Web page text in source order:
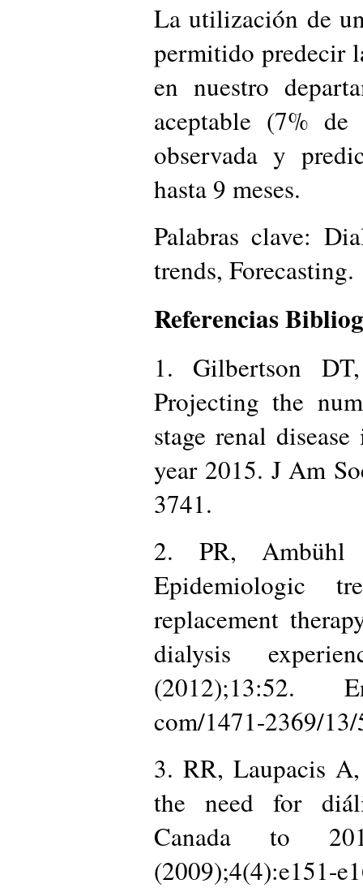
La utilización de
permitido predecir
en nuestro
aceptable (7% de
observada y
hasta 9 meses.
Palabras clave:
trends, Forecasting.
Referencias
1. Gilbertson
Projecting the
stage renal
year 2015. J Am
3741.
2. PR,
Epidemiologic
replacement
dialysis
(2012);13:52.
com/1471-2369/
3. RR, Laupacis
the need for
Canada to
(2009);4(4):e151-